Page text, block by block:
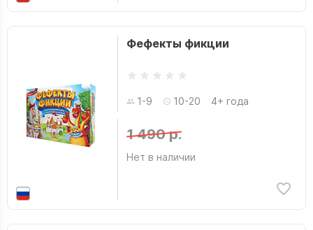
Фефекты фикции
1-9 10-20 4+ года
1 490 р.
Нет в наличии